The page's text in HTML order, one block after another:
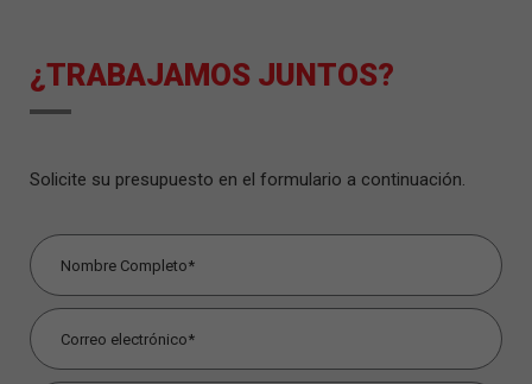
¿TRABAJAMOS JUNTOS?
Solicite su presupuesto en el formulario a continuación.